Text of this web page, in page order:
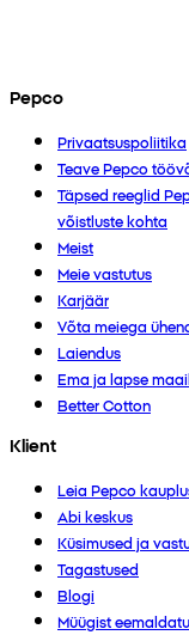
Pepco
Privaatsuspoliitika
Teave Pepco
Täpsed reeglid
võistluste kohta
Meist
Meie vastutus
Karjäär
Võta meiega
Laiendus
Ema ja lapse
Better Cotton
Klient
Leia Pepco
Abi keskus
Küsimused ja
Tagastused
Blogi
Müügist